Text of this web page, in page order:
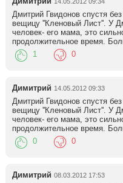
Дмитрий Гвидонов спустя
вещицу ''Кленовый Лист''. У
человек- его мама, это
продолжительное время.
1 0
Димитрий 14.05.2012 09:33
Дмитрий Гвидонов спустя
вещицу ''Кленовый Лист''. У
человек- его мама, это
продолжительное время.
0 0
Димитрий 08.03.2012 17:53